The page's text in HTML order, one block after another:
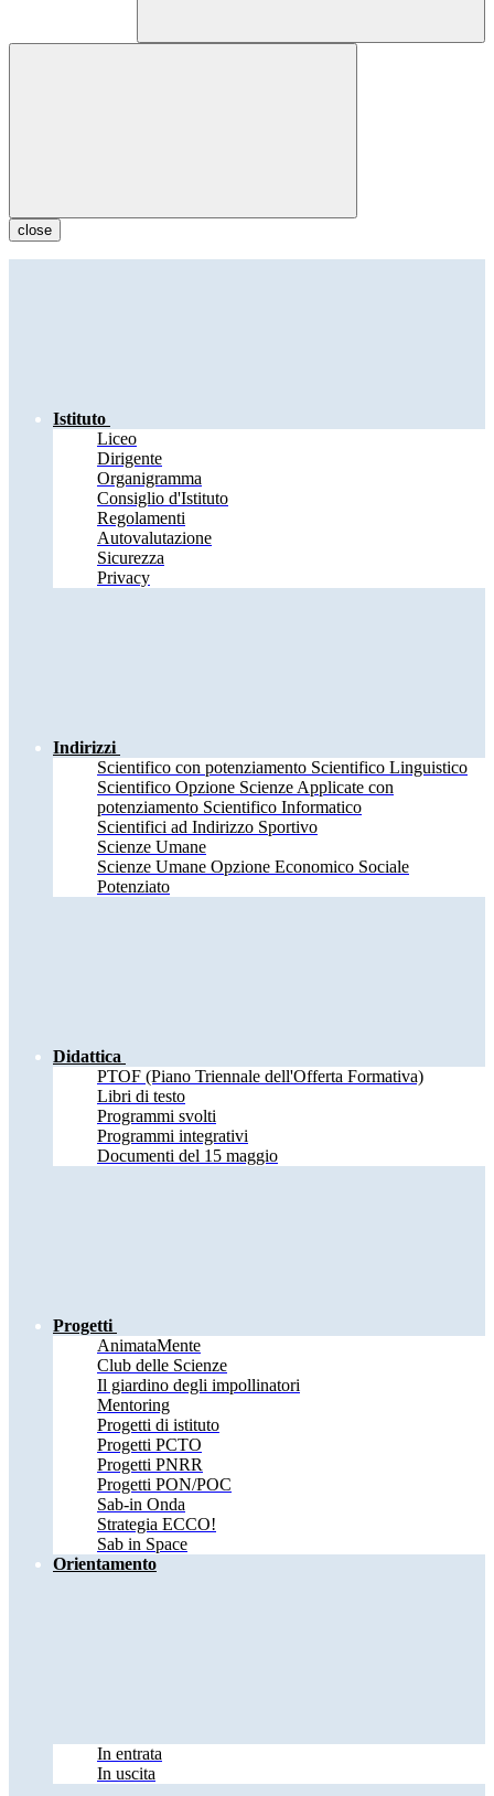
close
Istituto
Liceo
Dirigente
Organigramma
Consiglio d'Istituto
Regolamenti
Autovalutazione
Sicurezza
Privacy
Indirizzi
Scientifico con potenziamento Scientifico Linguistico
Scientifico Opzione Scienze Applicate con
potenziamento Scientifico Informatico
Scientifici ad Indirizzo Sportivo
Scienze Umane
Scienze Umane Opzione Economico Sociale
Potenziato
Didattica
PTOF (Piano Triennale dell'Offerta Formativa)
Libri di testo
Programmi svolti
Programmi integrativi
Documenti del 15 maggio
Progetti
AnimataMente
Club delle Scienze
Il giardino degli impollinatori
Mentoring
Progetti di istituto
Progetti PCTO
Progetti PNRR
Progetti PON/POC
Sab-in Onda
Strategia ECCO!
Sab in Space
Orientamento
In entrata
In uscita